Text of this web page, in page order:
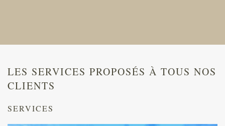
LES SERVICES PROPOSÉS À TOUS NOS
CLIENTS
SERVICES